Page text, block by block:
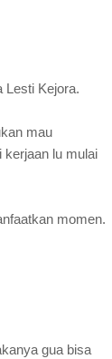
Lesti Kejora.
mau
kerjaan lu mulai
momen.
gua bisa